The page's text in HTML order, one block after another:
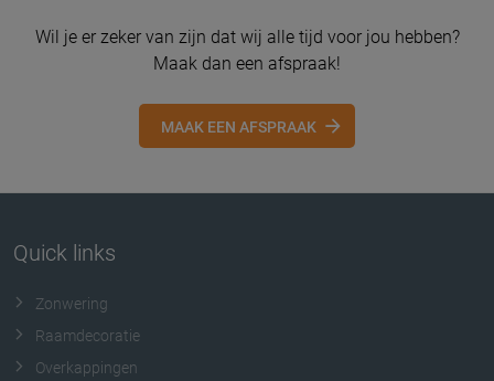
Wil je er zeker van zijn dat wij alle tijd voor jou hebben?
Maak dan een afspraak!
MAAK EEN AFSPRAAK
Quick links
Zonwering
Raamdecoratie
Overkappingen